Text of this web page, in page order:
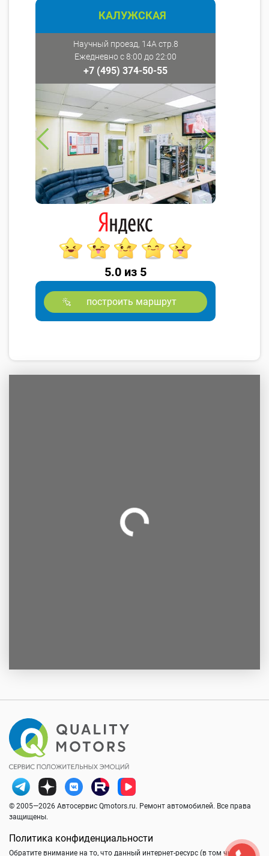
КАЛУЖСКАЯ
Научный проезд, 14А стр.8
Ежедневно с 8:00 до 22:00
+7 (495) 374-50-55
5.0 из 5
построить маршрут
© 2005—2026 Автосервис Qmotors.ru. Ремонт автомобилей. Все права
защищены.
Политика конфиденциальности
Обратите внимание на то, что данный интернет-ресурс (в том числе